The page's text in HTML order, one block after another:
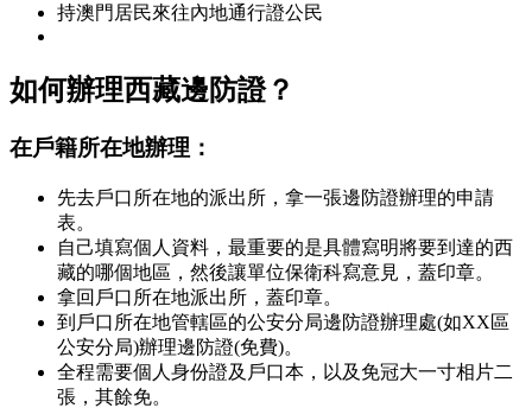
持澳門居民來往內地通行證公民
如何辦理西藏邊防證？
在戶籍所在地辦理：
先去戶口所在地的派出所，拿一張邊防證辦理的申請
表。
自己填寫個人資料，最重要的是具體寫明將要到達的西
藏的哪個地區，然後讓單位保衛科寫意見，蓋印章。
拿回戶口所在地派出所，蓋印章。
到戶口所在地管轄區的公安分局邊防證辦理處(如XX區
公安分局)辦理邊防證(免費)。
全程需要個人身份證及戶口本，以及免冠大一寸相片二
張，其餘免。